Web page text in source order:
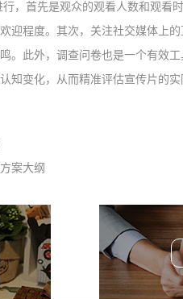
，首先是观众的观看人数和观看
迎程度。其次，关注社交媒体上
。此外，调查问卷也是一个有效
知变化，从而精准评估宣传片的实
案大纲